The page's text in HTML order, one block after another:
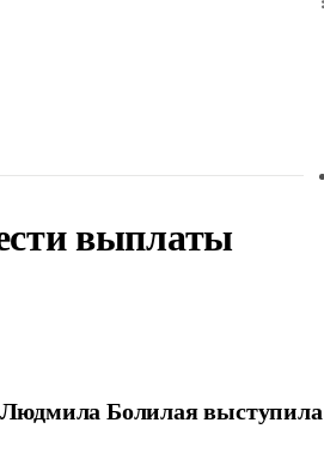
выплаты
Болилая выступила